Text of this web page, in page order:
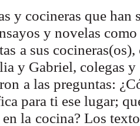
y cocineras que han
y novelas como
a sus
y Gabriel, colegas y
a las preguntas:
para ti ese lugar;
en la cocina? Los